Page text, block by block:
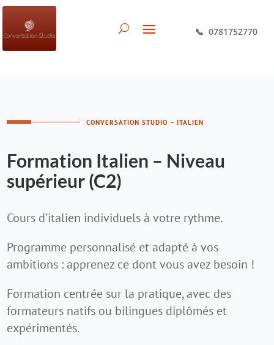
📞 0781752770
CONVERSATION STUDIO – ITALIEN
Formation Italien – Niveau
supérieur (C2)
Cours d’italien individuels à votre rythme.
Programme personnalisé et adapté à vos
ambitions : apprenez ce dont vous avez besoin !
Formation centrée sur la pratique, avec des
formateurs natifs ou bilingues diplômés et
expérimentés.